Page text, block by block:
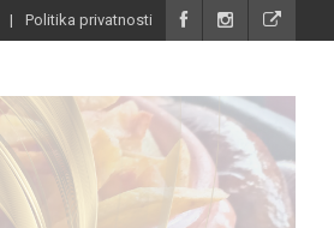
Politika privatnosti